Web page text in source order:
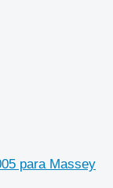
para Massey